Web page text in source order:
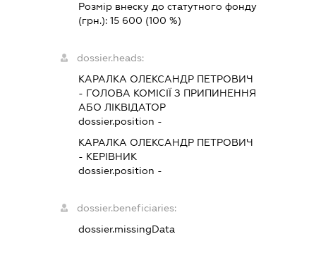
Розмір внеску до статутного фонду
(грн.):15 600 (100 %)
dossier.heads:
КАРАЛКА ОЛЕКСАНДР ПЕТРОВИЧ
- ГОЛОВА КОМІСІЇ З ПРИПИНЕННЯ
АБО ЛІКВІДАТОР
dossier.position -
КАРАЛКА ОЛЕКСАНДР ПЕТРОВИЧ
- КЕРІВНИК
dossier.position -
dossier.beneficiaries:
dossier.missingData